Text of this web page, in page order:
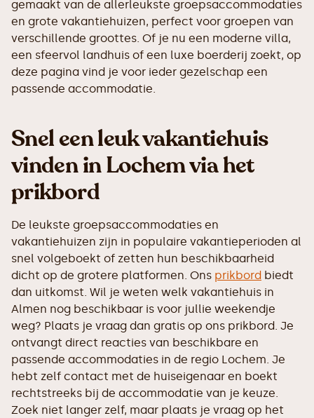
gemaakt van de allerleukste groepsaccommodaties
en grote vakantiehuizen, perfect voor groepen van
verschillende groottes. Of je nu een moderne villa,
een sfeervol landhuis of een luxe boerderij zoekt, op
deze pagina vind je voor ieder gezelschap een
passende accommodatie.
Snel een leuk vakantiehuis
vinden in Lochem via het
prikbord
De leukste groepsaccommodaties en
vakantiehuizen zijn in populaire vakantieperioden al
snel volgeboekt of zetten hun beschikbaarheid
dicht op de grotere platformen. Ons prikbord biedt
dan uitkomst. Wil je weten welk vakantiehuis in
Almen nog beschikbaar is voor jullie weekendje
weg? Plaats je vraag dan gratis op ons prikbord. Je
ontvangt direct reacties van beschikbare en
passende accommodaties in de regio Lochem. Je
hebt zelf contact met de huiseigenaar en boekt
rechtstreeks bij de accommodatie van je keuze.
Zoek niet langer zelf, maar plaats je vraag op het